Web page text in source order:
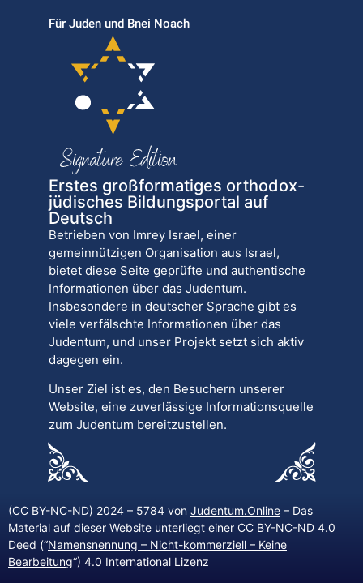
Für Juden und Bnei Noach
Erstes großformatiges orthodox-
jüdisches Bildungsportal auf
Deutsch
Betrieben von Imrey Israel, einer
gemeinnützigen Organisation aus Israel,
bietet diese Seite geprüfte und authentische
Informationen über das Judentum.
Insbesondere in deutscher Sprache gibt es
viele verfälschte Informationen über das
Judentum, und unser Projekt setzt sich aktiv
dagegen ein.
Unser Ziel ist es, den Besuchern unserer
Website, eine zuverlässige Informationsquelle
zum Judentum bereitzustellen.
(CC BY-NC-ND) 2024 – 5784 von Judentum.Online – Das
Material auf dieser Website unterliegt einer CC BY-NC-ND 4.0
Deed (“Namensnennung – Nicht-kommerziell – Keine
Bearbeitung“) 4.0 International Lizenz